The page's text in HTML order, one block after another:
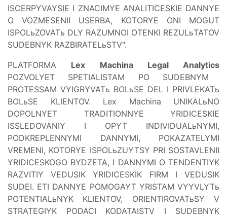
ISCERPYVAYSIE I ZNACIMYE ANALITICESKIE DANNYE
O VOZMESENII USERBA, KOTORYE ONI MOGUT
ISPOLьZOVATь DLY RAZUMNOI OTENKI REZULьTATOV
SUDEBNYK RAZBIRATELьSTV".
PLATFORMA Lex Machina Legal Analytics
POZVOLYET SPETIALISTAM PO SUDEBNYM
PROTESSAM VYIGRYVATь BOLьSE DEL I PRIVLEKATь
BOLьSE KLIENTOV. Lex Machina UNIKALьNO
DOPOLNYET TRADITIONNYE YRIDICESKIE
ISSLEDOVANIY I OPYT INDIVIDUALьNYMI,
PODKREPLENNYMI DANNYMI, POKAZATELYMI
VREMENI, KOTORYE ISPOLьZUYTSY PRI SOSTAVLENII
YRIDICESKOGO BYDZETA, I DANNYMI O TENDENTIYK
RAZVITIY VEDUSIK YRIDICESKIK FIRM I VEDUSIK
SUDEI. ETI DANNYE POMOGAYT YRISTAM VYYVLYTь
POTENTIALьNYK KLIENTOV, ORIENTIROVATьSY V
STRATEGIYK PODACI KODATAISTV I SUDEBNYK